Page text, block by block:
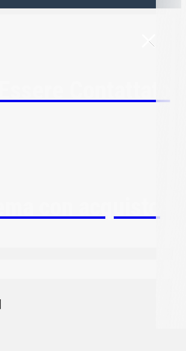
Contattato
con acquisto